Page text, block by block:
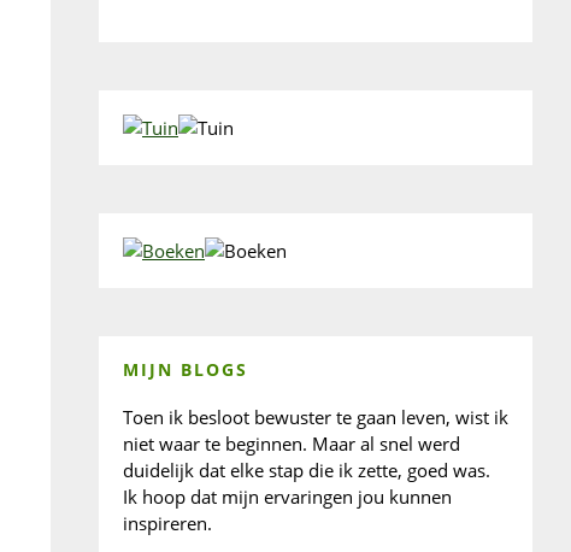
MIJN BLOGS
Toen ik besloot bewuster te gaan leven, wist ik
niet waar te beginnen. Maar al snel werd
duidelijk dat elke stap die ik zette, goed was.
Ik hoop dat mijn ervaringen jou kunnen
inspireren.